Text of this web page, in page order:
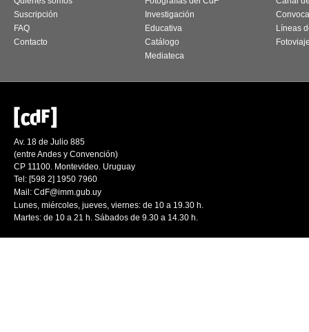
Suscripción
FAQ
Contacto
Investigación
Educativa
Catálogo
Mediateca
Líneas
Av. 18 de Julio 885
(entre Andes y Convención)
CP 11100. Montevideo. Uruguay
Tel: [598 2] 1950 7960
Mail: CdF@imm.gub.uy
Lunes, miércoles, jueves, viernes: de 10 a 19.30 h.
Martes: de 10 a 21 h. Sábados de 9.30 a 14.30 h.